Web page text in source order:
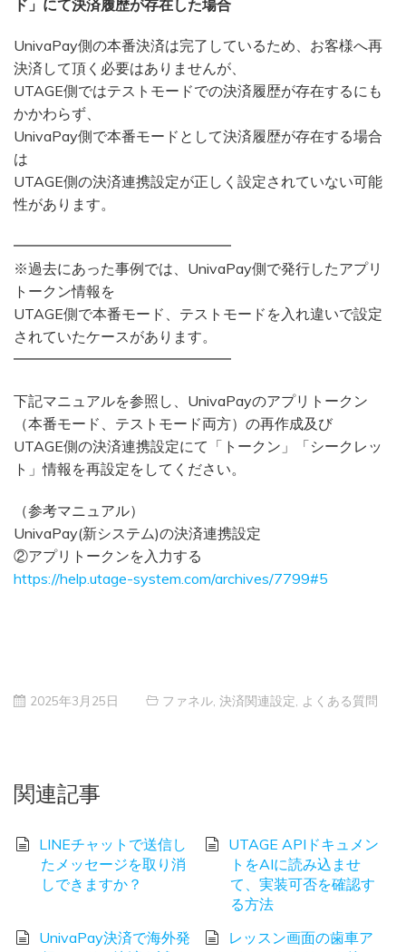
ド」にて決済履歴が存在した場合
UnivaPay側の本番決済は完了しているため、お客様へ再
決済して頂く必要はありませんが、
UTAGE側ではテストモードでの決済履歴が存在するにも
かかわらず、
UnivaPay側で本番モードとして決済履歴が存在する場合
は
UTAGE側の決済連携設定が正しく設定されていない可能
性があります。
━━━━━━━━━━━━━━━
※過去にあった事例では、UnivaPay側で発行したアプリ
トークン情報を
UTAGE側で本番モード、テストモードを入れ違いで設定
されていたケースがあります。
━━━━━━━━━━━━━━━
下記マニュアルを参照し、UnivaPayのアプリトークン
（本番モード、テストモード両方）の再作成及び
UTAGE側の決済連携設定にて「トークン」「シークレッ
ト」情報を再設定をしてください。
（参考マニュアル）
UnivaPay(新システム)の決済連携設定
②アプリトークンを入力する
https://help.utage-system.com/archives/7799#5
2025年3月25日 ファネル 決済関連設定 よくある質問
関連記事
LINEチャットで送信し
たメッセージを取り消
しできますか？
UTAGE APIドキュメン
トをAIに読み込ませ
て、実装可否を確認す
る方法
UnivaPay決済で海外発
レッスン画面の歯車ア